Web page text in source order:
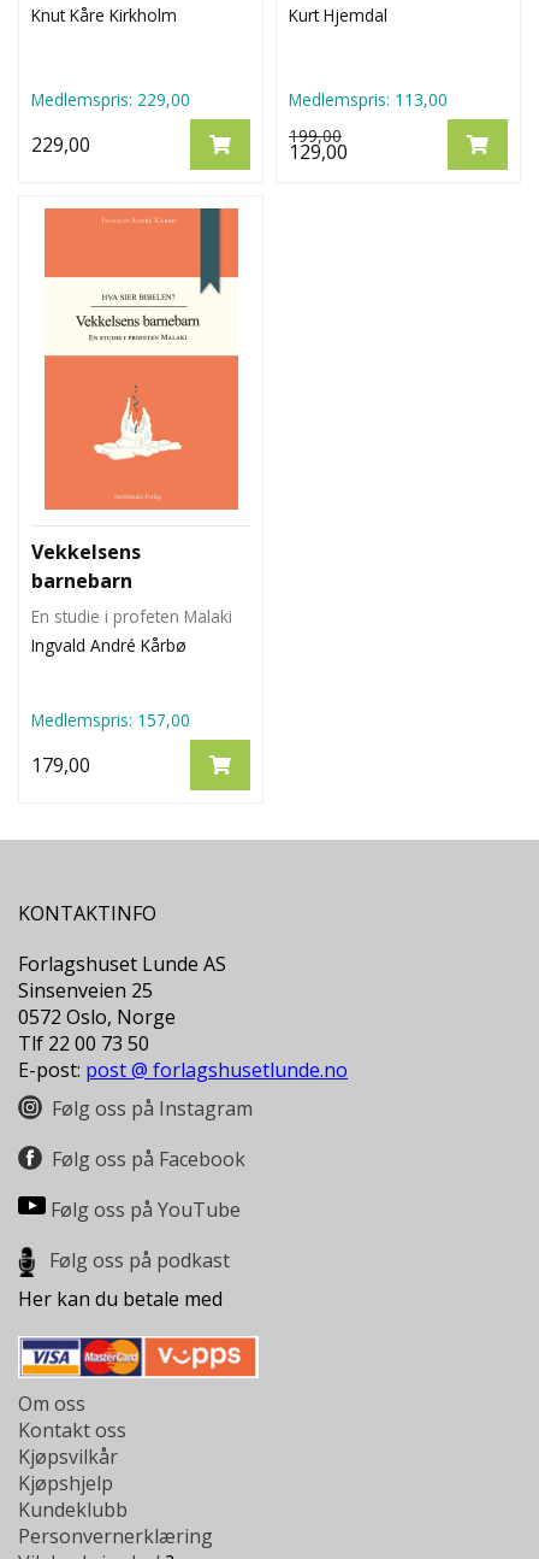
Knut Kåre Kirkholm
Medlemspris: 229,00
229,00
Kurt Hjemdal
Medlemspris: 113,00
199,00
129,00
Vekkelsens
barnebarn
En studie i profeten Malaki
Ingvald André Kårbø
Medlemspris: 157,00
179,00
KONTAKTINFO
Forlagshuset Lunde AS
Sinsenveien 25
0572 Oslo, Norge
Tlf 22 00 73 50
E-post: post @ forlagshusetlunde.no
Følg oss på Instagram
Følg oss på Facebook
Følg oss på YouTube
Følg oss på podkast
Her kan du betale med
Om oss
Kontakt oss
Kjøpsvilkår
Kjøpshjelp
Kundeklubb
Personvernerklæring